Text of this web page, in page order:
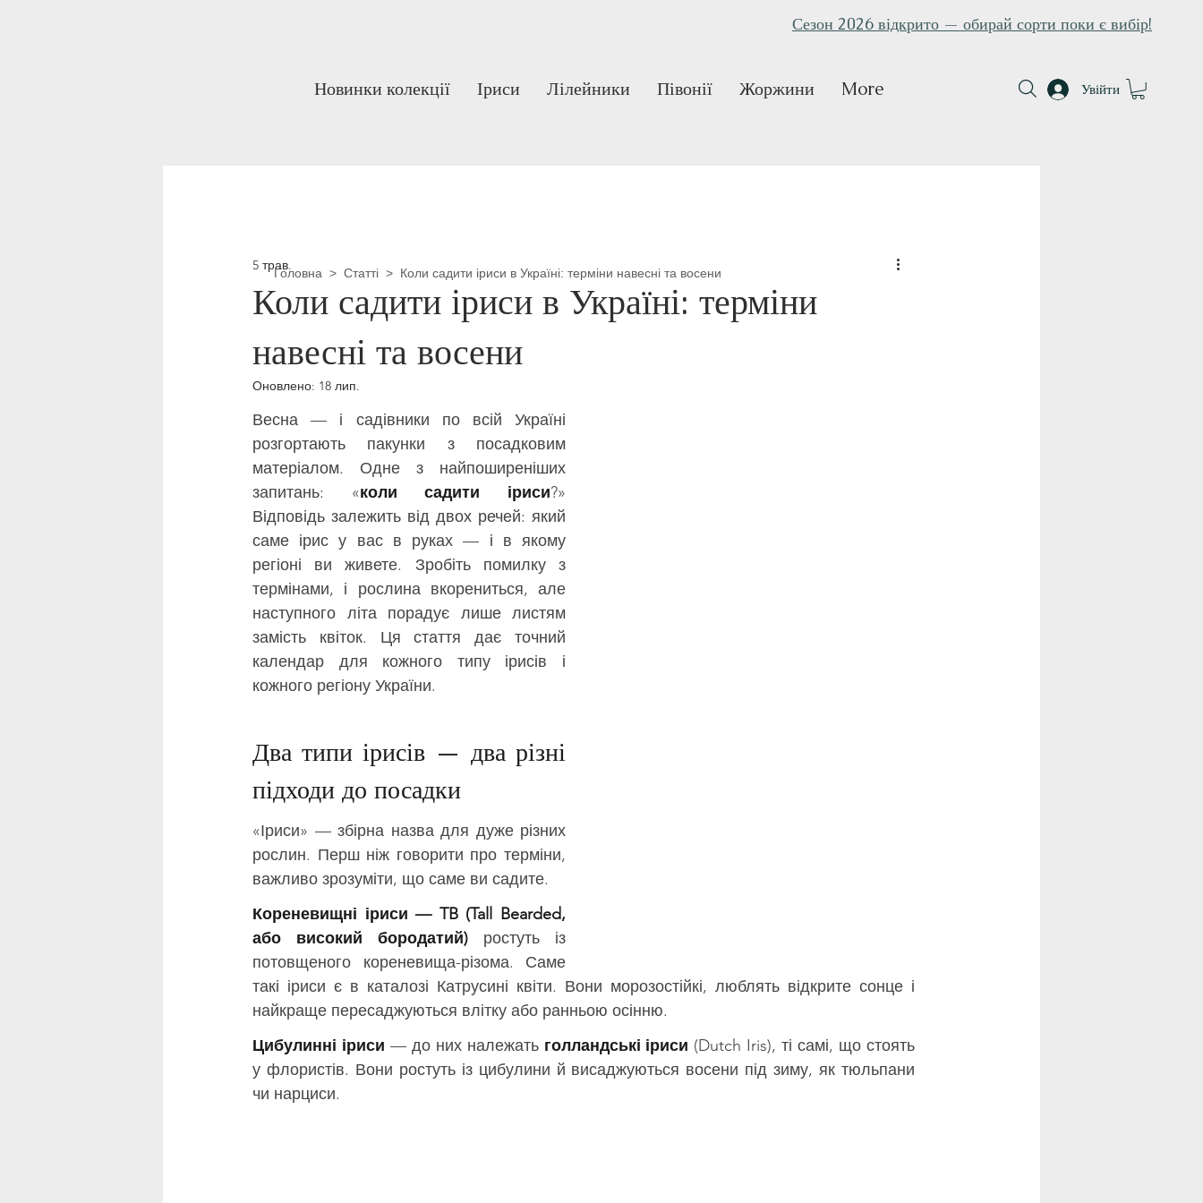
Сезон 2026 відкрито — обирай сорти поки є вибір!
Увійти
Новинки колекції Іриси Лілейники Півонії Жоржини More
Коли садити іриси в Україні: терміни
навесні та восени
5 трав.
Оновлено: 18 лип.
Весна — і садівники по всій Україні
розгортають пакунки з посадковим
матеріалом. Одне з найпоширеніших
запитань: «коли садити іриси?»
Відповідь залежить від двох речей: який
саме ірис у вас в руках — і в якому
регіоні ви живете. Зробіть помилку з
термінами, і рослина вкорениться, але
наступного літа порадує лише листям
замість квіток. Ця стаття дає точний
календар для кожного типу ірисів і
кожного регіону України.
Два типи ірисів — два різні
підходи до посадки
«Іриси» — збірна назва для дуже різних
рослин. Перш ніж говорити про терміни,
важливо зрозуміти, що саме ви садите.
Кореневищні іриси — TB (Tall Bearded,
або високий бородатий) ростуть із
потовщеного кореневища-різома. Саме
такі іриси є в каталозі Катрусині квіти. Вони морозостійкі, люблять відкрите сонце і
найкраще пересаджуються влітку або ранньою осінню.
Цибулинні іриси — до них належать голландські іриси (Dutch Iris), ті самі, що стоять
у флористів. Вони ростуть із цибулини й висаджуються восени під зиму, як тюльпани
чи нарциси.
Головна > Статті > Коли садити іриси в Україні: терміни навесні та восени